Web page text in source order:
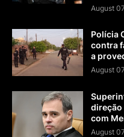
August
Polícia
contra
a
August
direção
com
August